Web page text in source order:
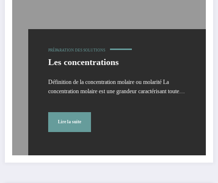
PRÉPARATION DES SOLUTIONS
Les concentrations
Définition de la concentration molaire ou molarité La
concentration molaire est une grandeur caractérisant toute…
Lire la suite